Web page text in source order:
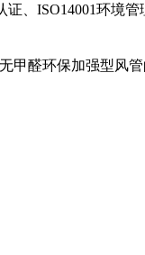
、ISO14001环境
甲醛环保加强型风